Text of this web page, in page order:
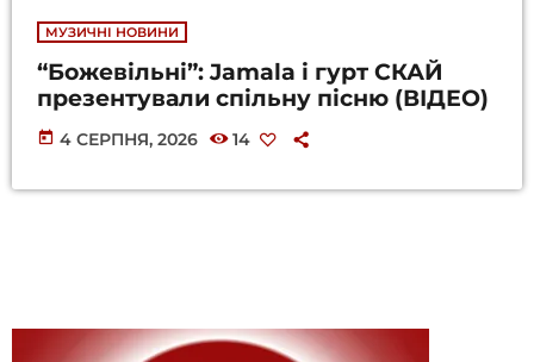
МУЗИЧНІ НОВИНИ
“Божевільні”: Jamala і гурт СКАЙ
презентували спільну пісню (ВІДЕО)
today 4 СЕРПНЯ, 2026 14